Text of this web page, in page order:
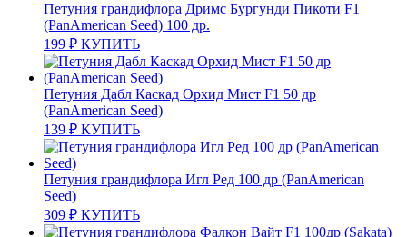
Петуния грандифлора Дримс Бургунди Пикоти F1
(PanAmerican Seed) 100 др.
199 ₽ КУПИТЬ
Петуния Дабл Каскад Орхид Мист F1 50 др
(PanAmerican Seed)
139 ₽ КУПИТЬ
Петуния грандифлора Игл Ред 100 др (PanAmerican
Seed)
309 ₽ КУПИТЬ